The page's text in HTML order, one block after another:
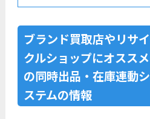
ブランド買取店やリサイ
クルショップにオススメ
の同時出品・在庫連動シ
ステムの情報